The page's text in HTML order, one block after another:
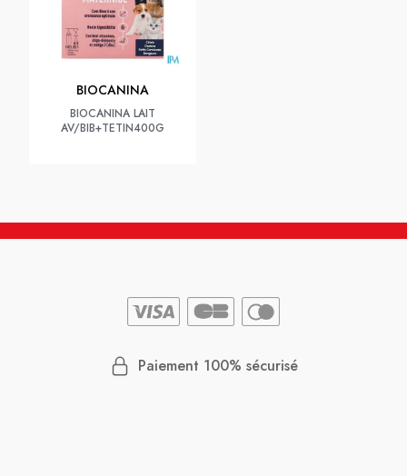
BIOCANINA
BIOCANINA LAIT
AV/BIB+TETIN400G
Paiement 100% sécurisé